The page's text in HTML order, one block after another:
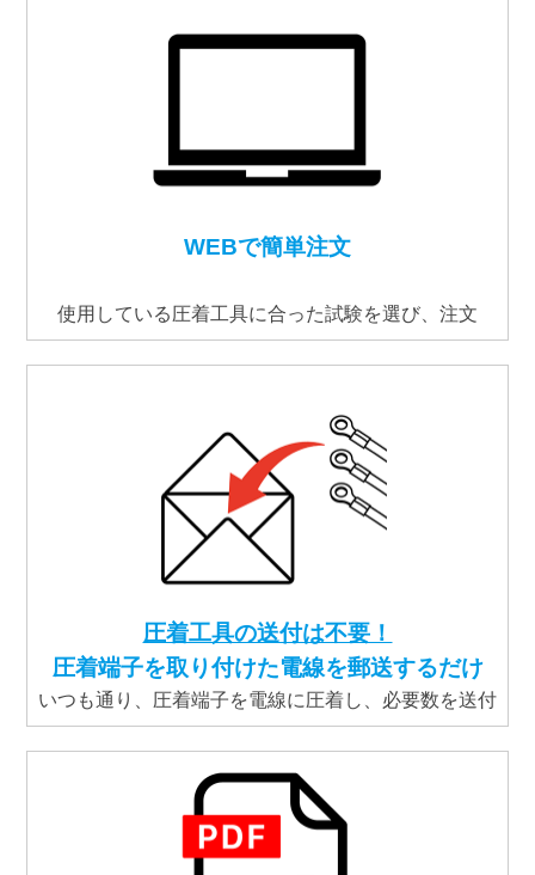
WEBで簡単注文
使用している圧着工具に合った試験を選び、注文
圧着工具の送付は不要！
圧着端子を取り付けた電線を郵送するだけ
いつも通り、圧着端子を電線に圧着し、必要数を送付